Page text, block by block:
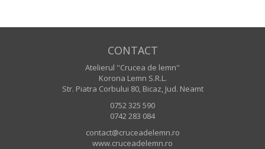
CONTACT
Atelierul ''Crucea de lemn''
Korona Lemn S.R.L.
Str. Piatra Corbului 80, Bicaz, Jud. Neamt
0752 325 590
0742 283 084
contact@cruceadelemn.ro
www.cruceadelemn.ro